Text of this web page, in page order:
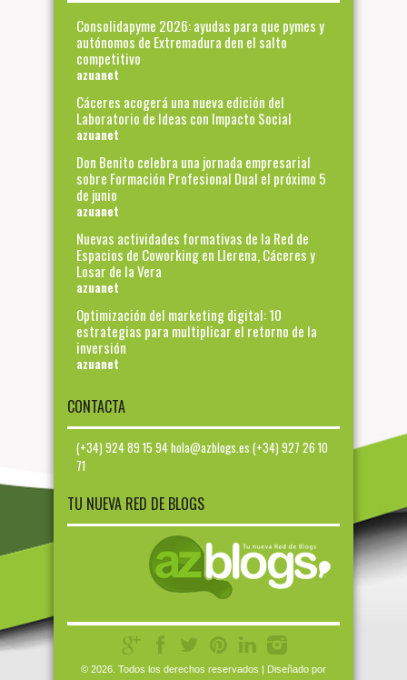
Consolidapyme 2026: ayudas para que pymes y
autónomos de Extremadura den el salto
competitivo
azuanet
Cáceres acogerá una nueva edición del
Laboratorio de Ideas con Impacto Social
azuanet
Don Benito celebra una jornada empresarial
sobre Formación Profesional Dual el próximo 5
de junio
azuanet
Nuevas actividades formativas de la Red de
Espacios de Coworking en Llerena, Cáceres y
Losar de la Vera
azuanet
Optimización del marketing digital: 10
estrategias para multiplicar el retorno de la
inversión
azuanet
CONTACTA
(+34) 924 89 15 94 hola@azblogs.es (+34) 927 26 10
71
TU NUEVA RED DE BLOGS
© 2026. Todos los derechos reservados | Diseñado por